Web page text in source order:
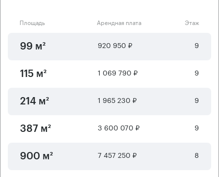
Площадь Арендная плата Этаж
99 м² 920 950 ₽ 9
115 м² 1 069 790 ₽ 9
214 м² 1 965 230 ₽ 9
387 м² 3 600 070 ₽ 9
900 м² 7 457 250 ₽ 8